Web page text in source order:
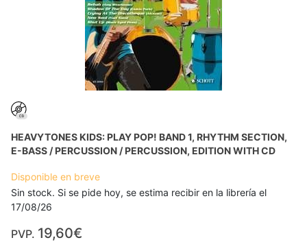
HEAVYTONES KIDS: PLAY POP! BAND 1, RHYTHM SECTION,
E-BASS / PERCUSSION / PERCUSSION, EDITION WITH CD
Disponible en breve
Sin stock. Si se pide hoy, se estima recibir en la librería el
17/08/26
PVP. 19,60€